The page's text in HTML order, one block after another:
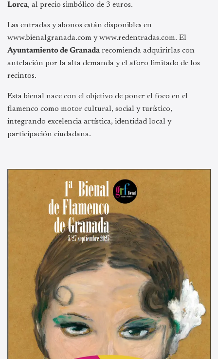
Lorca, al precio simbólico de 3 euros.
Las entradas y abonos están disponibles en
www.bienalgranada.com y www.redentradas.com. El
Ayuntamiento de Granada recomienda adquirirlas con
antelación por la alta demanda y el aforo limitado de los
recintos.
Esta bienal nace con el objetivo de poner el foco en el
flamenco como motor cultural, social y turístico,
integrando excelencia artística, identidad local y
participación ciudadana.